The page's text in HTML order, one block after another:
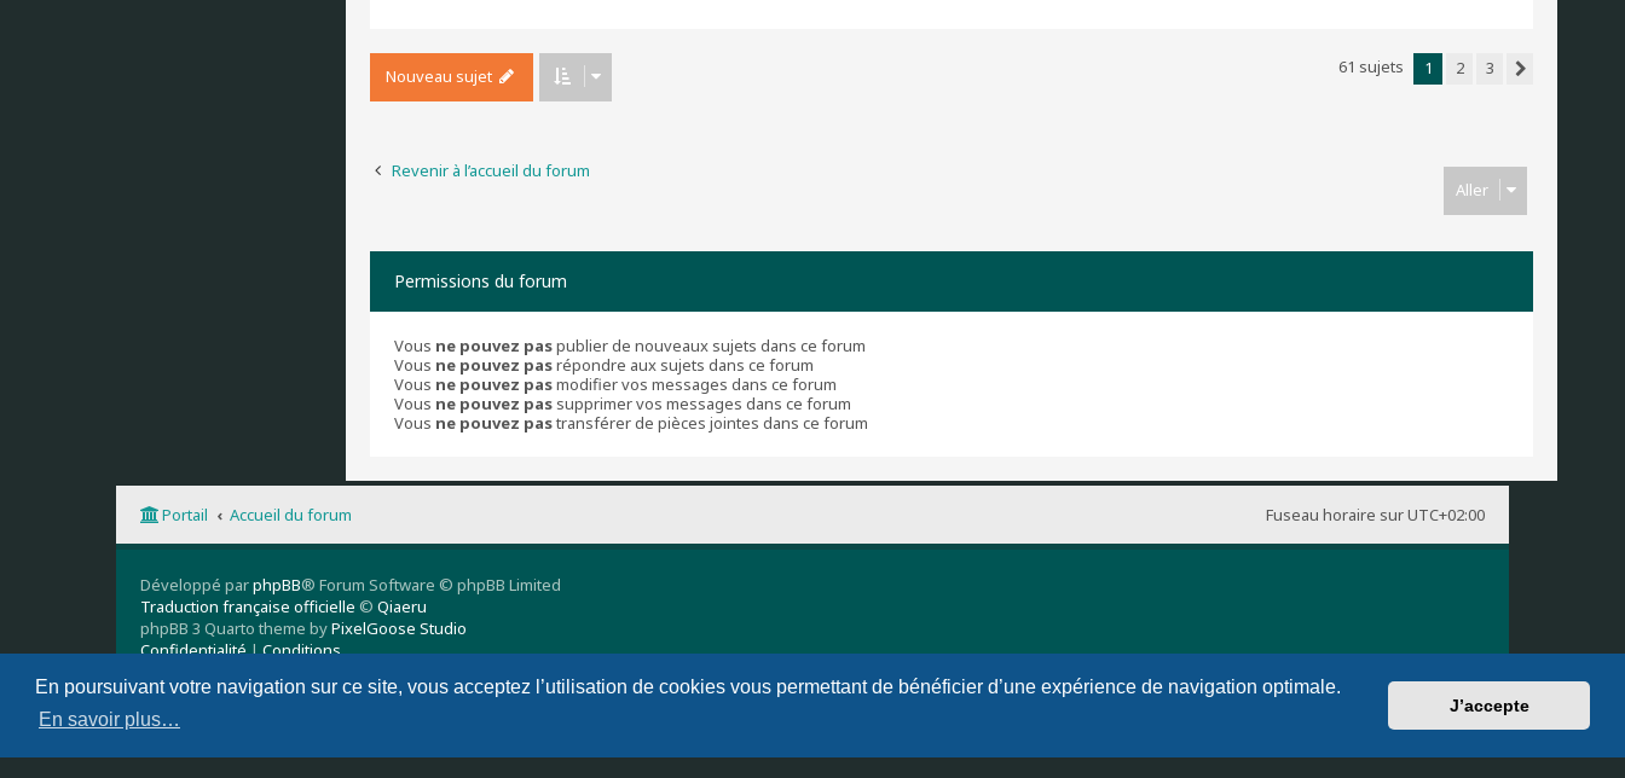
En poursuivant votre navigation sur ce site, vous acceptez l’utilisation de cookies vous permettant de bénéficier d’une expérience de navigation optimale.
En savoir plus…
J’accepte
Nouveau sujet 61 sujets 1 2
3
Revenir à l’accueil du forum
Aller
Permissions du forum
Vous ne pouvez paspublier de nouveaux sujets dans ce forum
Vous ne pouvez pasrépondre aux sujets dans ce forum
Vous ne pouvez pasmodifier vos messages dans ce forum
Vous ne pouvez pas supprimer vos messages dans ce forum
Vous ne pouvez pastransférer de pièces jointes dans ce forum
Fuseau horaire surUTC+02:00
Portail Accueil du forum
Développé parphpBB® Forum Software © phpBB Limited
Traduction française officielle © Qiaeru
phpBB 3 Quarto theme byPixelGoose Studio
Confidentialité|Conditions
Supprimer les cookies